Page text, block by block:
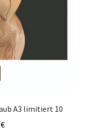
A3 limitiert 10
€